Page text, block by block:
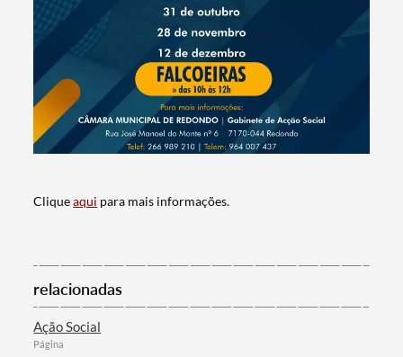
Termo de Pesquisa
Categorias gerais
Cliqueaqui para mais informações.
relacionadas
Ação Social
Página